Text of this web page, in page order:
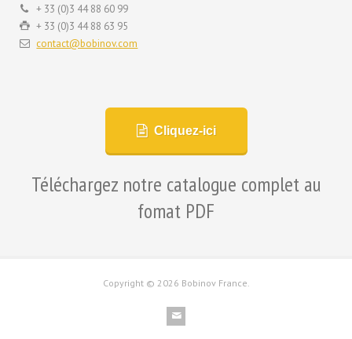
+ 33 (0)3 44 88 60 99
+ 33 (0)3 44 88 63 95
contact@bobinov.com
Cliquez-ici
Téléchargez notre catalogue complet au
fomat PDF
Copyright © 2026 Bobinov France.